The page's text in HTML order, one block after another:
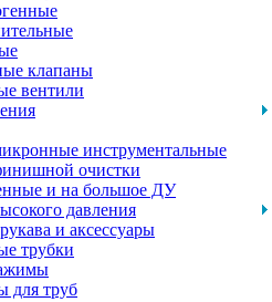
клапаны
вентили
инструментальные
очистки
и на большое ДУ
давления
и аксессуары
трубки
для труб